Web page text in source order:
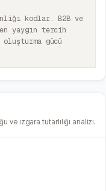
kodlar. B2B ve
yaygın tercih
gücü
ve ızgara tutarlılığı analizi.